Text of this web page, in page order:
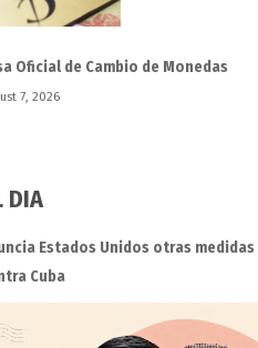
Oficial de Cambio de Monedas
7, 2026
DIA
Estados Unidos otras
Cuba